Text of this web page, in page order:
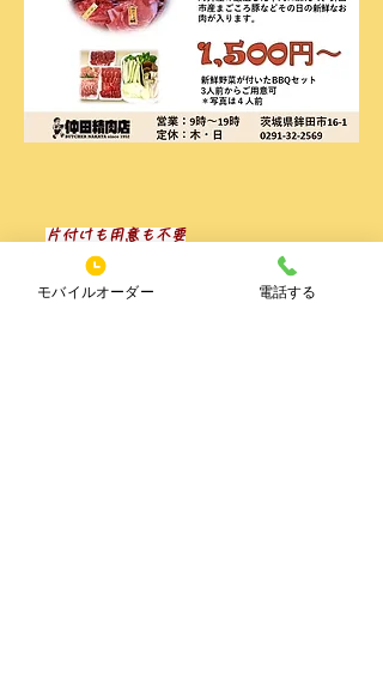
片付けも用意も不要
​宅配BBQはこちら⇒
モバイルオーダー 電話する